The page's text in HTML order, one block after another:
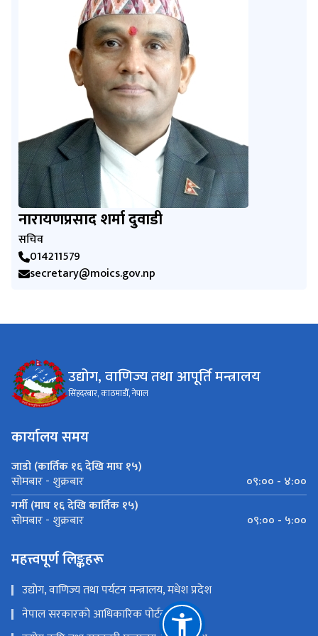
नारायणप्रसाद शर्मा दुवाडी
सचिव
014211579
secretary@moics.gov.np
उद्योग, वाणिज्य तथा आपूर्ति मन्त्रालय
सिंहदरबार, काठमाडौँ, नेपाल
कार्यालय समय
जाडो (कार्तिक १६ देखि माघ १५)
सोमबार - शुक्रबार
०९:०० - ४:००
गर्मी (माघ १६ देखि कार्तिक १५)
सोमबार - शुक्रबार ०९:०० - ५:००
महत्त्वपूर्ण लिङ्कहरू
उद्योग, वाणिज्य तथा पर्यटन मन्त्रालय, मधेश प्रदेश
नेपाल सरकारको आधिकारिक पोर्टल